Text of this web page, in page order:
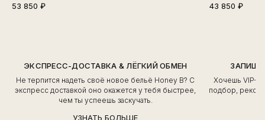
53 850 ₽ 43 850 ₽
ЭКСПРЕСС-ДОСТАВКА & ЛЁГКИЙ ОБМЕН
Не терпится надеть своё новое бельё Honey B? С
экспресс доставкой оно окажется у тебя быстрее,
чем ты успеешь заскучать.
УЗНАТЬ БОЛЬШЕ
Хочешь VIP-
подбор,